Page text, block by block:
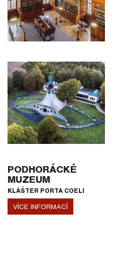
PODHORÁCKÉ
MUZEUM
KLÁŠTER PORTA COELI
VÍCE INFORMACÍ